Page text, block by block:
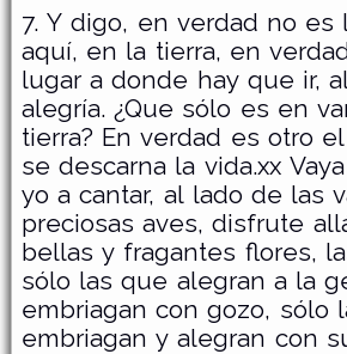
7. Y digo, en verdad no es
aquí, en la tierra, en
lugar a donde hay que ir,
alegría. ¿Que sólo es en
tierra? En verdad es otro
se descarna la vida.xx
yo a cantar, al lado de las
preciosas aves, disfrute
bellas y fragantes flores,
sólo las que alegran a la
embriagan con gozo, sólo
embriagan y alegran con